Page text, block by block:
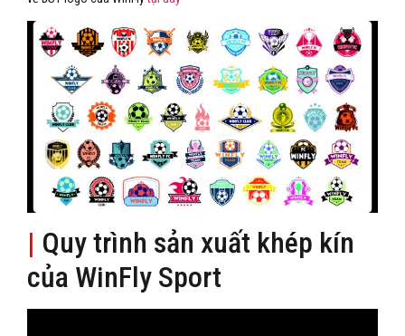
| Quy trình sản xuất khép kín
của WinFly Sport